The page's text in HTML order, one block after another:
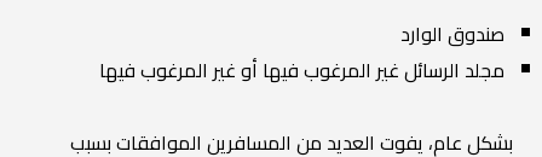
صندوق الوارد
مجلد الرسائل غير المرغوب فيها أو غير المرغوب فيها
بشكل عام، يفوت العديد من المسافرين الموافقات بسبب